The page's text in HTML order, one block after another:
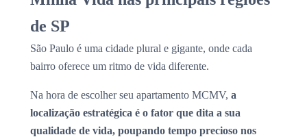
de SP
São Paulo é uma cidade plural e gigante, onde cada
bairro oferece um ritmo de vida diferente.
Na hora de escolher seu apartamento MCMV, a
localização estratégica é o fator que dita a sua
qualidade de vida, poupando tempo precioso nos